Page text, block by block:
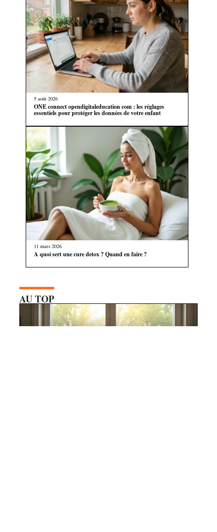
5 août 2026
ONE connect opendigitaleducation com : les réglages
essentiels pour protéger les données de votre enfant
11 mars 2026
A quoi sert une cure detox ? Quand en faire ?
AU TOP
19 juillet 2026